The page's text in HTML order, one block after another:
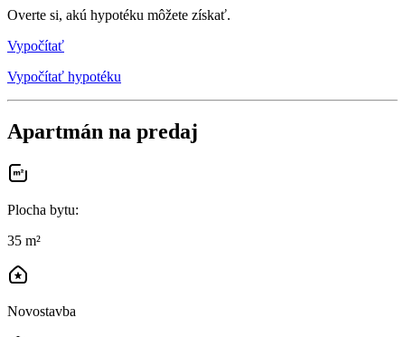
Overte si, akú hypotéku môžete získať.
Vypočítať
Vypočítať hypotéku
Apartmán na predaj
Plocha bytu:
35 m²
Novostavba